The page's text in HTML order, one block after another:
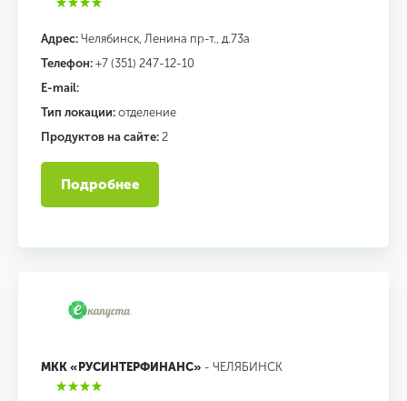
Адрес: Челябинск, Ленина пр-т., д.73а
Телефон: +7 (351) 247-12-10
E-mail:
Тип локации: отделение
Продуктов на сайте: 2
Подробнее
МКК «РУСИНТЕРФИНАНС» - ЧЕЛЯБИНСК